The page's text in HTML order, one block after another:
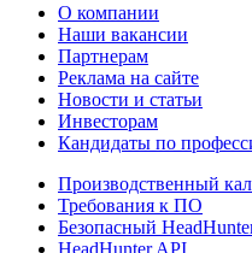
О компании
Наши вакансии
Партнерам
Реклама на сайте
Новости и статьи
Инвесторам
Кандидаты по
Производственный
Требования к ПО
Безопасный
HeadHunter API